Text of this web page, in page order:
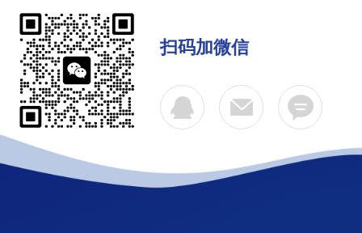
扫码加微信